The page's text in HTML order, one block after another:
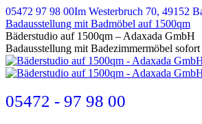
Zum
Inhalt
springen
05472 97 98 00Im Westerbruch 70, 49152
Badausstellung mit Badmöbel auf 1500qm
E-
Mail
page
opens
new
window
Bäderstudio auf 1500qm – Adaxada GmbH
Badausstellung mit Badezimmermöbel
05472 - 97 98 00